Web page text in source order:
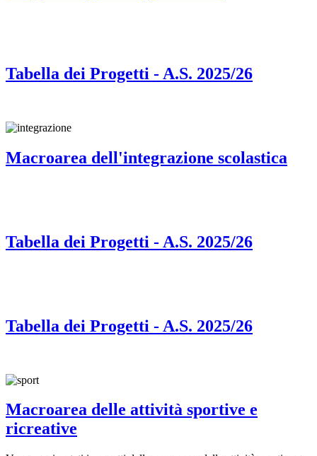
Tabella dei Progetti - A.S. 2025/26
Macroarea dell'integrazione scolastica
Tabella dei Progetti - A.S. 2025/26
Tabella dei Progetti - A.S. 2025/26
Macroarea delle attività sportive e
ricreative